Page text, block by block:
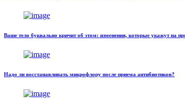
Ваше тело буквально кричит об этом: изменения, которые укажут на
Надо ли восстанавливать микрофлору после приема антибиотиков?